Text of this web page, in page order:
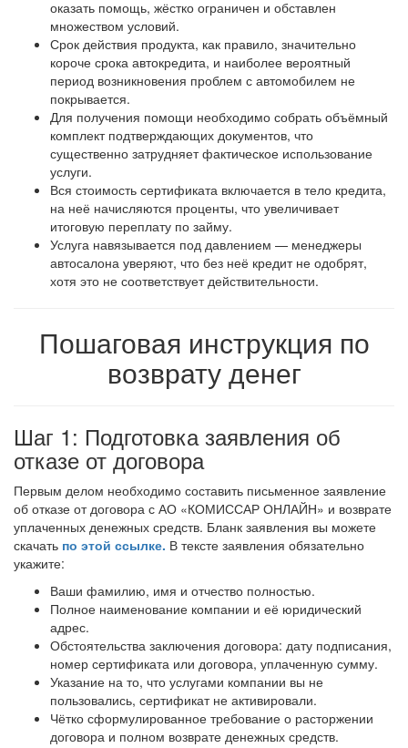
оказать помощь, жёстко ограничен и обставлен
множеством условий.
Срок действия продукта, как правило, значительно
короче срока автокредита, и наиболее вероятный
период возникновения проблем с автомобилем не
покрывается.
Для получения помощи необходимо собрать объёмный
комплект подтверждающих документов, что
существенно затрудняет фактическое использование
услуги.
Вся стоимость сертификата включается в тело кредита,
на неё начисляются проценты, что увеличивает
итоговую переплату по займу.
Услуга навязывается под давлением — менеджеры
автосалона уверяют, что без неё кредит не одобрят,
хотя это не соответствует действительности.
Пошаговая инструкция по
возврату денег
Шаг 1: Подготовка заявления об
отказе от договора
Первым делом необходимо составить письменное заявление
об отказе от договора с АО «КОМИССАР ОНЛАЙН» и возврате
уплаченных денежных средств. Бланк заявления вы можете
скачать по этой ссылке. В тексте заявления обязательно
укажите:
Ваши фамилию, имя и отчество полностью.
Полное наименование компании и её юридический
адрес.
Обстоятельства заключения договора: дату подписания,
номер сертификата или договора, уплаченную сумму.
Указание на то, что услугами компании вы не
пользовались, сертификат не активировали.
Чётко сформулированное требование о расторжении
договора и полном возврате денежных средств.